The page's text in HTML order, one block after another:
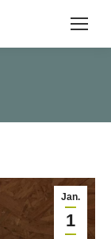
Jan.
1